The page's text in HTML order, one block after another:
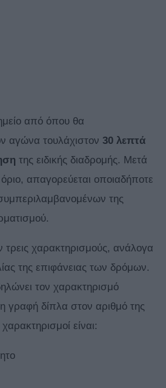
από όπου θα
αγώνα τουλάχιστον 30 λεπτά
της ειδικής διαδρομής. Μετά
απαγορεύεται οποιαδήποτε
της
χαρακτηρισμούς, ανάλογα
της επιφάνειας των δρόμων.
τον χαρακτηρισμό
γραφή δίπλα στον αριθμό της
είναι: